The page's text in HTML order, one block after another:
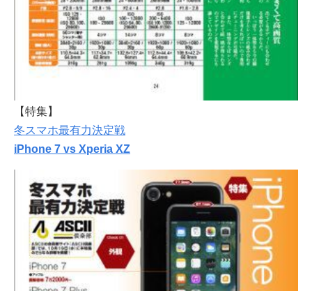
【特集】
冬スマホ最有力決定戦
iPhone 7 vs Xperia XZ